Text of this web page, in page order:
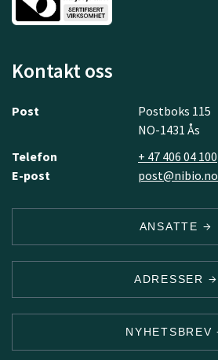
Kontakt oss
Post
Postboks 115
NO-1431 Ås
Telefon
+ 47 406 04 100
E-post
post@nibio.no
ANSATTE
ADRESSER
NYHETSBREV